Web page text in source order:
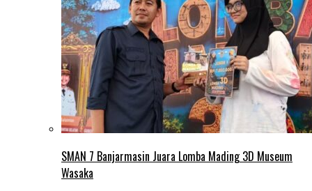
SMAN 7 Banjarmasin Juara Lomba Mading 3D Museum
Wasaka